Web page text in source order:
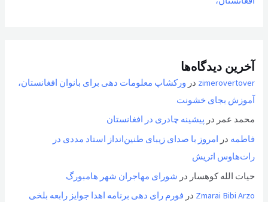
آخرین دیدگاه‌ها
zimerovertover در ورکشاپ معلومات دهی برای بانوان افغانستان،
آموزش بجای خشونت
محمد عمر در پیشینه چادری در افغانستان
فاطمه در امروز با صدای زیبای طنین‌انداز استاد مددی در
رات‌هاوس اتریش
حیات الله کوهسار در شورای مهاجران شهر هامبورگ
Zmarai Bibi Arzo در فورم رای دهی برنامه اهدا جوایز رابعه بلخی